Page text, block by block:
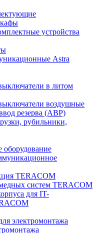
устройства
Astra
в литом
воздушные
резерва (АВР)
рубильники,
оборудование
TERACOM
систем TERACOM
для IT-
электромонтажа